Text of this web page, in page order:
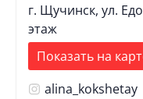
г. Щучинск, ул.
этаж
Показать на
alina_kokshetay